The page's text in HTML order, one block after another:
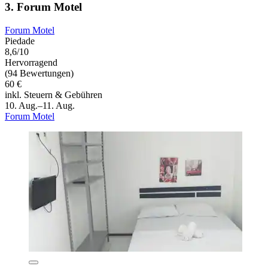
3. Forum Motel
Forum Motel
Piedade
8,6/10
Hervorragend
(94 Bewertungen)
60 €
inkl. Steuern & Gebühren
10. Aug.–11. Aug.
Forum Motel